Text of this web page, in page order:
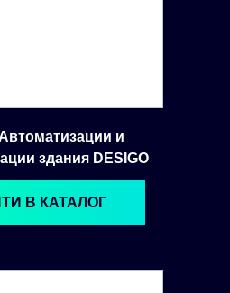
и
здания DESIGO
В КАТАЛОГ